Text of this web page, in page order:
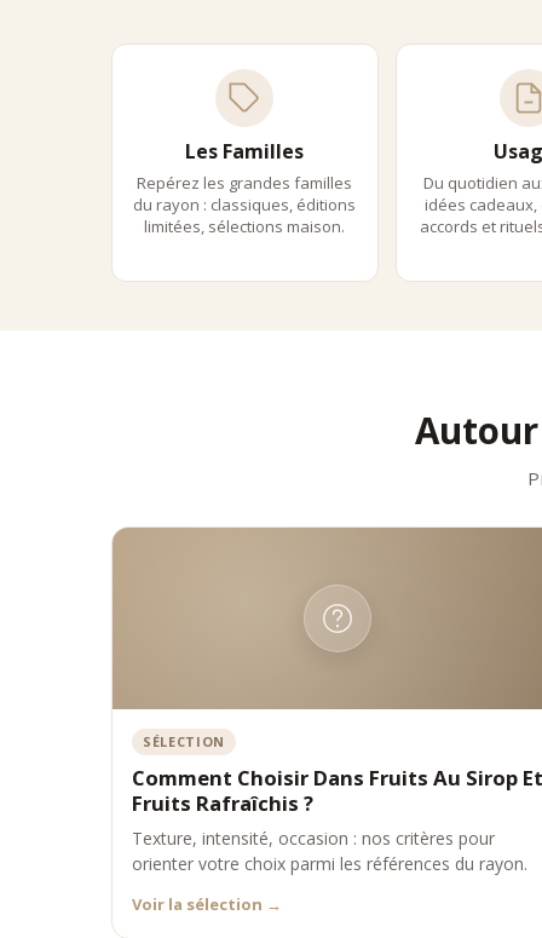
une
À mi-
•
•
Elles
Leur
•des
Ses
Le
Les
•
Les Familles
Repérez les grandes familles
du rayon : classiques, éditions
limitées, sélections maison.
Du quotidien
idées
accords et
SÉLECTION
Comment Choisir Dans Fruits Au Sirop Et
Fruits Rafraîchis ?
Texture, intensité, occasion : nos critères pour
orienter votre choix parmi les références du rayon.
Voir la sélection →